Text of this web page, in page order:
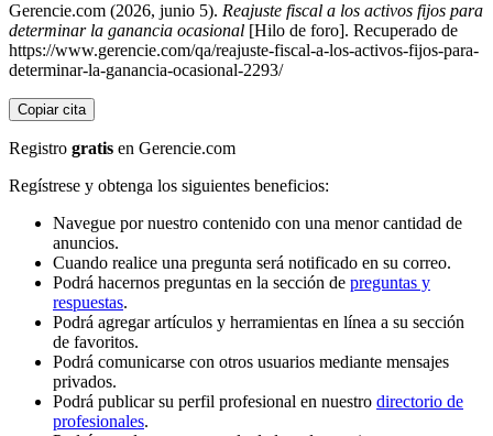
Gerencie.com (2026, junio 5). Reajuste fiscal a los activos fijos para
determinar la ganancia ocasional [Hilo de foro]. Recuperado de
https://www.gerencie.com/qa/reajuste-fiscal-a-los-activos-fijos-para-
determinar-la-ganancia-ocasional-2293/
Copiar cita
Registro gratis en Gerencie.com
Regístrese y obtenga los siguientes beneficios:
Navegue por nuestro contenido con una menor cantidad de
anuncios.
Cuando realice una pregunta será notificado en su correo.
Podrá hacernos preguntas en la sección de preguntas y
respuestas.
Podrá agregar artículos y herramientas en línea a su sección
de favoritos.
Podrá comunicarse con otros usuarios mediante mensajes
privados.
Podrá publicar su perfil profesional en nuestro directorio de
profesionales.